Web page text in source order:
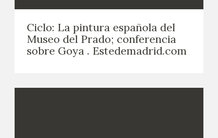
Ciclo: La pintura española del
Museo del Prado; conferencia
sobre Goya . Estedemadrid.com